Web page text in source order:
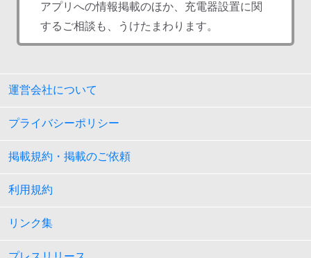
アプリへの情報掲載のほか、充電器設置に関
するご相談も、うけたまわります。
運営会社について
プライバシーポリシー
掲載規約・掲載のご依頼
利用規約
リンク集